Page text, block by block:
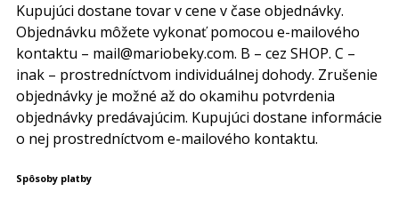
Kupujúci dostane tovar v cene v čase objednávky.
Objednávku môžete vykonať pomocou e-mailového
kontaktu – mail@mariobeky.com. B – cez SHOP. C –
inak – prostredníctvom individuálnej dohody. Zrušenie
objednávky je možné až do okamihu potvrdenia
objednávky predávajúcim. Kupujúci dostane informácie
o nej prostredníctvom e-mailového kontaktu.
Spôsoby platby